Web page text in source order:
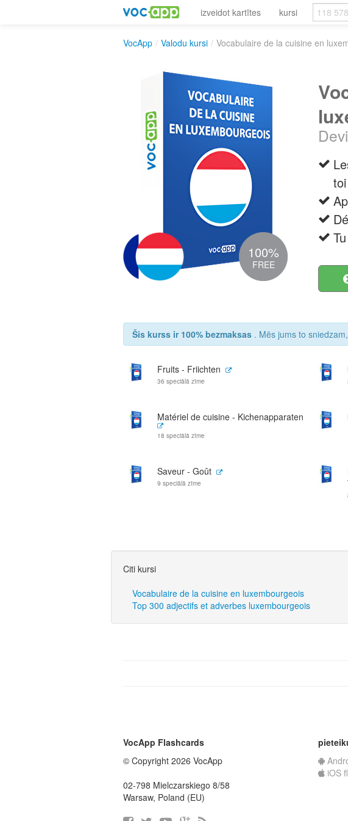
izveidot kartītes kursi
VocApp / Valodu kursi / Vocabulaire de la cuisine en
100%
FREE
Šis kurss ir 100% bezmaksas . Mēs jums to
Fruits - Friichten
36 speciālā zīme
Matériel de cuisine - Kichenapparaten
18 speciālā zīme
Saveur - Goût
9 speciālā zīme
Citi kursi
Vocabulaire de la cuisine en luxembourgeois
Top 300 adjectifs et adverbes luxembourgeois
VocApp Flashcards
© Copyright 2026 VocApp
02-798 Mielczarskiego 8/58
Warsaw, Poland (EU)
iOS